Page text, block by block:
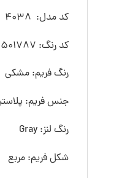
کد مدل: 4038
کد رنگ: 501787
رنگ فريم: مشکی
جنس فريم:
رنگ لنز: Gray
شکل فريم: مربع